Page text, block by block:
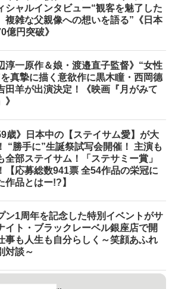
シャルインタビュー“観客を魅了した
複雑な父親像への想いを語る”《日本
億円突破》
淳一原作＆娘・渡邉直子監督》“女性
真摯に描く意欲作に黒木瞳・西岡德
田羊が出演決定！《映画『月がみて
》
歳》日本中の【ステイサム愛】が大
“勝手に”生誕祭試写会開催！ 主演も
全部ステイサム！「ステサミー賞」
【応募総数941票 全54作品の栄冠に
作品とはー!?】
ン1周年を記念した特別イベントがサ
イト・ブラックレーベル銀座店で開
も人生も自分らしく～笑顔あふれ
対談～